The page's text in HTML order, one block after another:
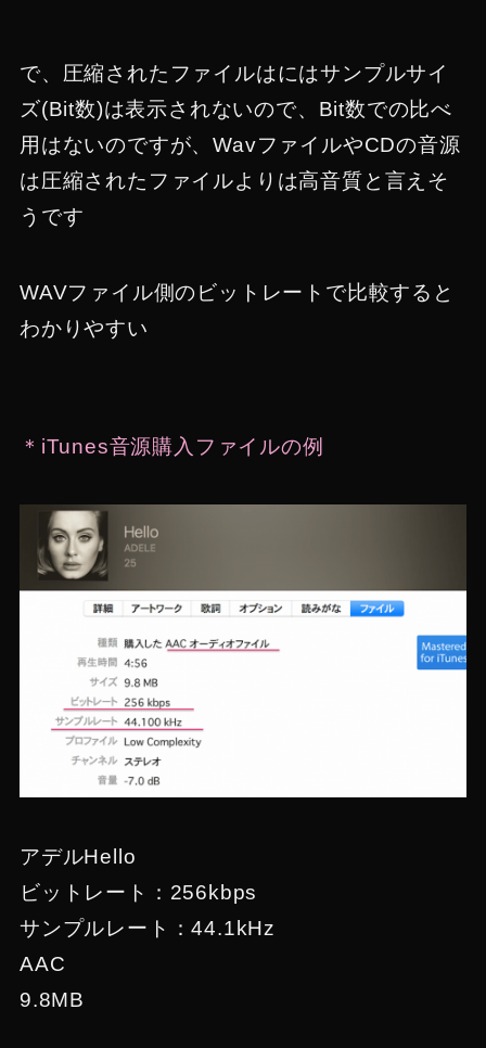
で、圧縮されたファイルはにはサンプルサイ
ズ(Bit数)は表示されないので、Bit数での比べ
用はないのですが、WavファイルやCDの音源
は圧縮されたファイルよりは高音質と言えそ
うです
WAVファイル側のビットレートで比較すると
わかりやすい
＊iTunes音源購入ファイルの例
アデルHello
ビットレート：256kbps
サンプルレート：44.1kHz
AAC
9.8MB